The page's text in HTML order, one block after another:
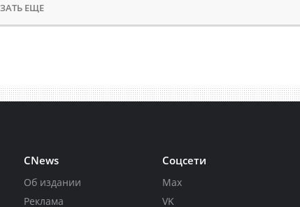
ЕЩЕ
CNews
Об издании
Реклама
Соцсети
Max
VK